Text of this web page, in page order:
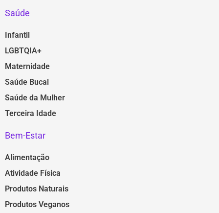
Saúde
Infantil
LGBTQIA+
Maternidade
Saúde Bucal
Saúde da Mulher
Terceira Idade
Bem-Estar
Alimentação
Atividade Física
Produtos Naturais
Produtos Veganos